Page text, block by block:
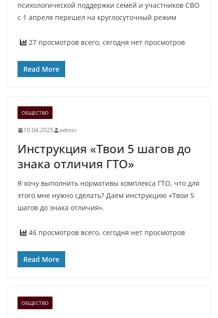
психологической поддержки семей и участников СВО
с 1 апреля перешел на круглосуточный режим
27 просмотров всего, сегодня нет просмотров
Read More
ОБЩЕСТВО
10.04.2025 admin
Инструкция «Твои 5 шагов до
знака отличия ГТО»
Я хочу выполнить нормативы комплекса ГТО, что для
этого мне нужно сделать? Даем инструкцию «Твои 5
шагов до знака отличия».
46 просмотров всего, сегодня нет просмотров
Read More
ОБЩЕСТВО